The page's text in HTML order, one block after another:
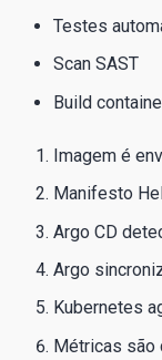
Testes
Scan SAST
Build
Imagem é
Manifesto
Argo CD
Argo
Kubernetes
Métricas são